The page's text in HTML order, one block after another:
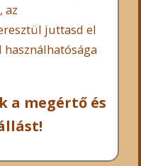
az
juttasd el
használhatósága
a megértő és